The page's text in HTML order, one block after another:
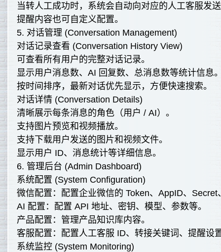
当转人工成功时，系统会自动向对应的人工客服发
提醒内容也可自定义配置。
5. 对话管理 (Conversation Management)
对话记录查看 (Conversation History View)
可查看所有用户的完整对话记录。
显示用户消息数、AI 回复数、总消息数等统计信息
按时间排序，最新对话优先显示，方便快速搜索。
对话详情 (Conversation Details)
清晰展示每条消息的角色（用户 / AI）。
支持图片预览和视频播放。
支持下载用户发送的图片和视频文件。
显示用户 ID、消息统计等详细信息。
6. 管理后台 (Admin Dashboard)
系统配置 (System Configuration)
微信配置：配置企业微信的 Token、AppID、Secret
AI 配置：配置 API 地址、密钥、模型、参数等。
产品配置：管理产品知识库内容。
客服配置：配置人工客服 ID、转接关键词、提醒设
系统监控 (System Monitoring)